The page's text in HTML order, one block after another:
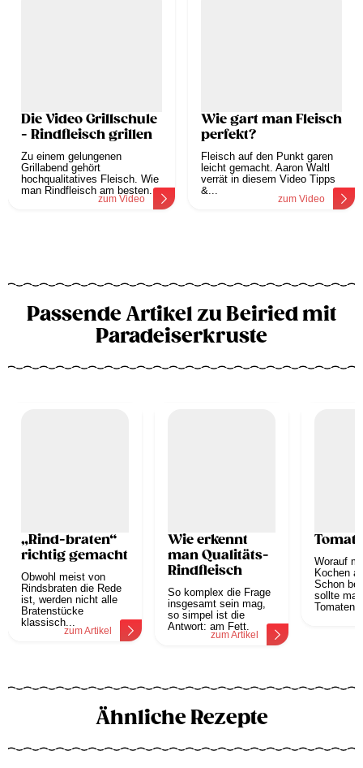
Die Video Grillschule
- Rindfleisch grillen
Zu einem gelungenen
Grillabend gehört
hochqualitatives Fleisch. Wie
man Rindfleisch am besten...
zum Video
Wie gart man Fleisch
perfekt?
Fleisch auf den Punkt garen
leicht gemacht. Aaron Waltl
verrät in diesem Video Tipps
&...
zum Video
Passende Artikel zu Beiried mit
Paradeiserkruste
„Rind-braten“
richtig gemacht
Obwohl meist von
Rindsbraten die Rede
ist, werden nicht alle
Bratenstücke
klassisch...
zum Artikel
Wie erkennt
man Qualitäts-
Rindfleisch
So komplex die Frage
insgesamt sein mag,
so simpel ist die
Antwort: am Fett.
zum Artikel
Tomate
Worauf
Kochen
Schon
sollte
Tomaten
Ähnliche Rezepte